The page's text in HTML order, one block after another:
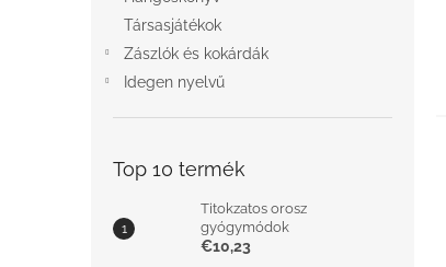
Társasjátékok
Zászlók és kokárdák
Idegen nyelvű
Top 10 termék
Titokzatos orosz
gyógymódok
€10,23